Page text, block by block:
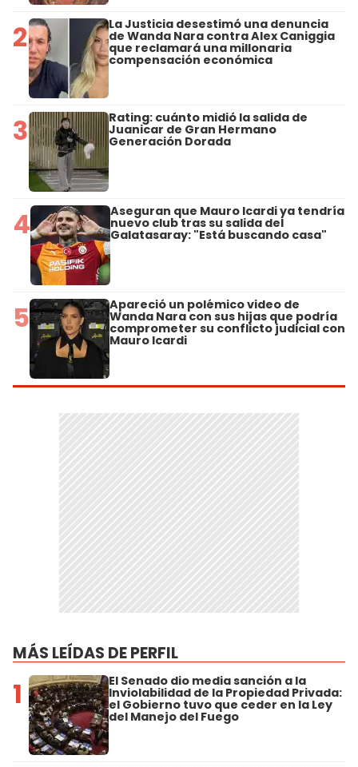
2 La Justicia desestimó una denuncia
de Wanda Nara contra Alex Caniggia
que reclamará una millonaria
compensación económica
3 Rating: cuánto midió la salida de
Juanicar de Gran Hermano
Generación Dorada
4 Aseguran que Mauro Icardi ya tendría
nuevo club tras su salida del
Galatasaray: "Está buscando casa"
5 Apareció un polémico video de
Wanda Nara con sus hijas que podría
comprometer su conflicto judicial con
Mauro Icardi
MÁS LEÍDAS DE PERFIL
1 El Senado dio media sanción a la
Inviolabilidad de la Propiedad Privada:
el Gobierno tuvo que ceder en la Ley
del Manejo del Fuego